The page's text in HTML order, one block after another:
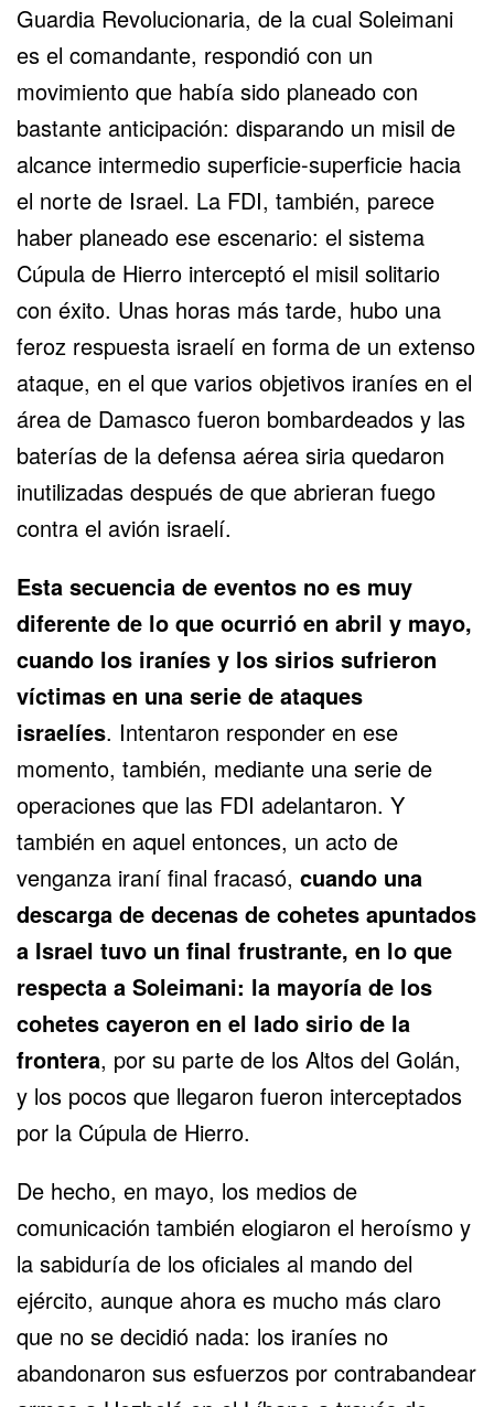
Guardia Revolucionaria, de la cual Soleimani
es el comandante, respondió con un
movimiento que había sido planeado con
bastante anticipación: disparando un misil de
alcance intermedio superficie-superficie hacia
el norte de Israel. La FDI, también, parece
haber planeado ese escenario: el sistema
Cúpula de Hierro interceptó el misil solitario
con éxito. Unas horas más tarde, hubo una
feroz respuesta israelí en forma de un extenso
ataque, en el que varios objetivos iraníes en el
área de Damasco fueron bombardeados y las
baterías de la defensa aérea siria quedaron
inutilizadas después de que abrieran fuego
contra el avión israelí.
Esta secuencia de eventos no es muy
diferente de lo que ocurrió en abril y mayo,
cuando los iraníes y los sirios sufrieron
víctimas en una serie de ataques
israelíes. Intentaron responder en ese
momento, también, mediante una serie de
operaciones que las FDI adelantaron. Y
también en aquel entonces, un acto de
venganza iraní final fracasó, cuando una
descarga de decenas de cohetes apuntados
a Israel tuvo un final frustrante, en lo que
respecta a Soleimani: la mayoría de los
cohetes cayeron en el lado sirio de la
frontera, por su parte de los Altos del Golán,
y los pocos que llegaron fueron interceptados
por la Cúpula de Hierro.
De hecho, en mayo, los medios de
comunicación también elogiaron el heroísmo y
la sabiduría de los oficiales al mando del
ejército, aunque ahora es mucho más claro
que no se decidió nada: los iraníes no
abandonaron sus esfuerzos por contrabandear